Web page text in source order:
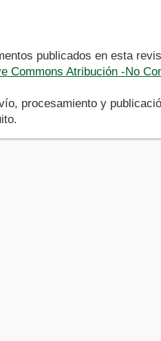
publicados en esta
Commons Atribución -No
procesamiento y